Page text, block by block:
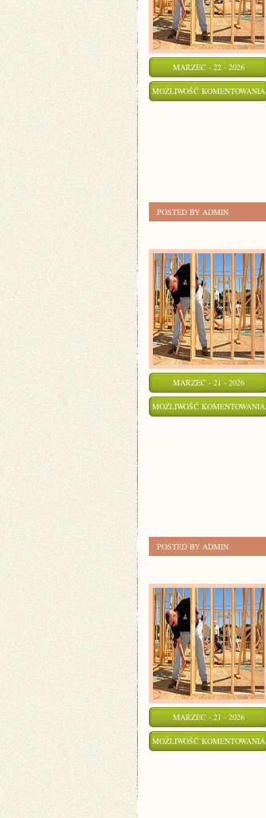
MARZEC - 22 - 2026
MOŻLIWOŚĆ KOMENTOWANIA
POSTED BY ADMIN
MARZEC - 21 - 2026
MOŻLIWOŚĆ KOMENTOWANIA
POSTED BY ADMIN
MARZEC - 21 - 2026
MOŻLIWOŚĆ KOMENTOWANIA